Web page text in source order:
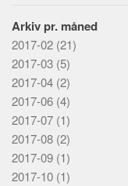
Statiske Side Generatorer
Notetagning
Kort
Meta
Målgrupper
Vejledninger
Lande
Arkiv pr. måned
2017-02 (21)
2017-03 (5)
2017-04 (2)
2017-06 (4)
2017-07 (1)
2017-08 (2)
2017-09 (1)
2017-10 (1)